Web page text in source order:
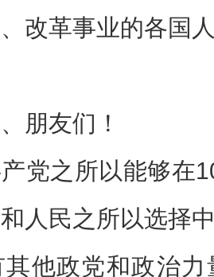
改革事业的各国
朋友们！
党之所以能够在
人民之所以选择
他政党和政治